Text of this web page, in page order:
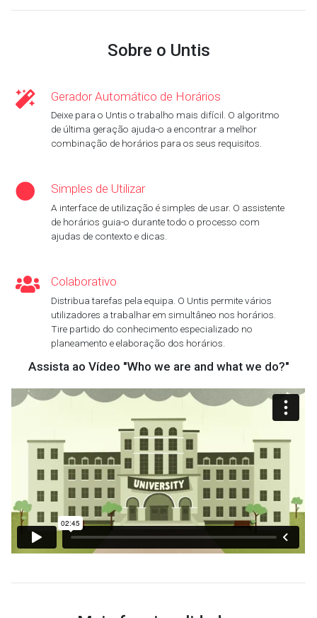
Sobre o Untis
Gerador Automático de Horários
Deixe para o Untis o trabalho mais difícil. O algoritmo
de última geração ajuda-o a encontrar a melhor
combinação de horários para os seus requisitos.
Simples de Utilizar
A interface de utilização é simples de usar. O assistente
de horários guia-o durante todo o processo com
ajudas de contexto e dicas.
Colaborativo
Distribua tarefas pela equipa. O Untis permite vários
utilizadores a trabalhar em simultâneo nos horários.
Tire partido do conhecimento especializado no
planeamento e elaboração dos horários.
Assista ao Vídeo "Who we are and what we do?"